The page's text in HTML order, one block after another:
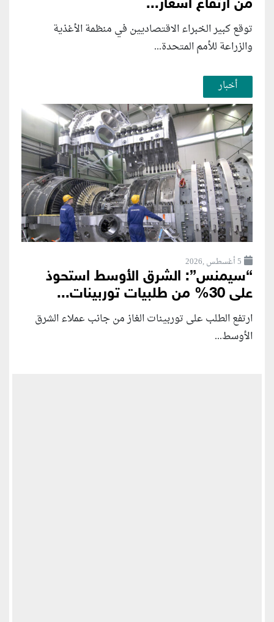
من ارتفاع أسعار...
توقع كبير الخبراء الاقتصاديين في منظمة الأغذية
والزراعة للأمم المتحدة...
أخبار
5 أغسطس ,2026
“سيمنس”: الشرق الأوسط استحوذ
على 30% من طلبيات توربينات...
ارتفع الطلب على توربينات الغاز من جانب عملاء الشرق
الأوسط...